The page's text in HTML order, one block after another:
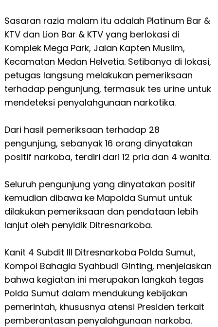
Sasaran razia malam itu adalah Platinum Bar &
KTV dan Lion Bar & KTV yang berlokasi di
Komplek Mega Park, Jalan Kapten Muslim,
Kecamatan Medan Helvetia. Setibanya di lokasi,
petugas langsung melakukan pemeriksaan
terhadap pengunjung, termasuk tes urine untuk
mendeteksi penyalahgunaan narkotika.
Dari hasil pemeriksaan terhadap 28
pengunjung, sebanyak 16 orang dinyatakan
positif narkoba, terdiri dari 12 pria dan 4 wanita.
Seluruh pengunjung yang dinyatakan positif
kemudian dibawa ke Mapolda Sumut untuk
dilakukan pemeriksaan dan pendataan lebih
lanjut oleh penyidik Ditresnarkoba.
Kanit 4 Subdit III Ditresnarkoba Polda Sumut,
Kompol Bahagia Syahbudi Ginting, menjelaskan
bahwa kegiatan ini merupakan langkah tegas
Polda Sumut dalam mendukung kebijakan
pemerintah, khususnya atensi Presiden terkait
pemberantasan penyalahgunaan narkoba.